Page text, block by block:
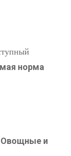
норма
Овощные и